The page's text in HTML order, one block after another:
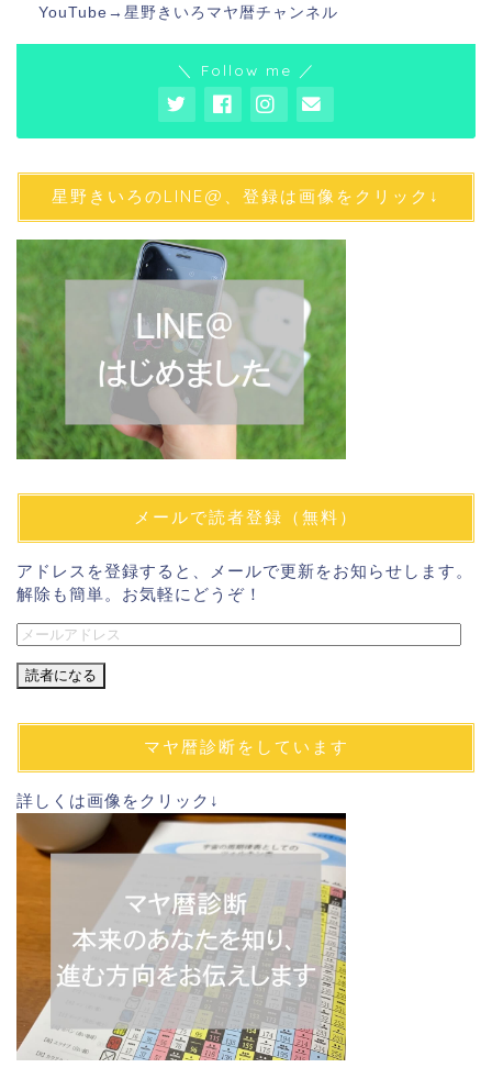
YouTube→ 星野きいろマヤ暦チャンネル
＼ Follow me ／
星野きいろのLINE@、登録は画像をクリック↓
メールで読者登録（無料）
アドレスを登録すると、メールで更新をお知らせします。
解除も簡単。お気軽にどうぞ！
メ
ル
ド
ス
マヤ暦診断をしています
詳しくは画像をクリック↓